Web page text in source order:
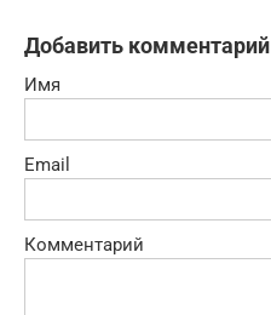
Добавить комментарий
Имя
Email
Комментарий